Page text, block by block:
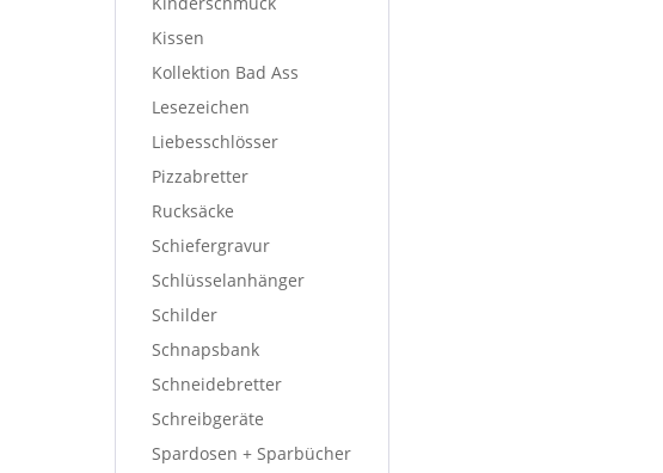
Kissen
Kollektion Bad Ass
Lesezeichen
Liebesschlösser
Pizzabretter
Rucksäcke
Schiefergravur
Schlüsselanhänger
Schilder
Schnapsbank
Schneidebretter
Schreibgeräte
Spardosen + Sparbücher